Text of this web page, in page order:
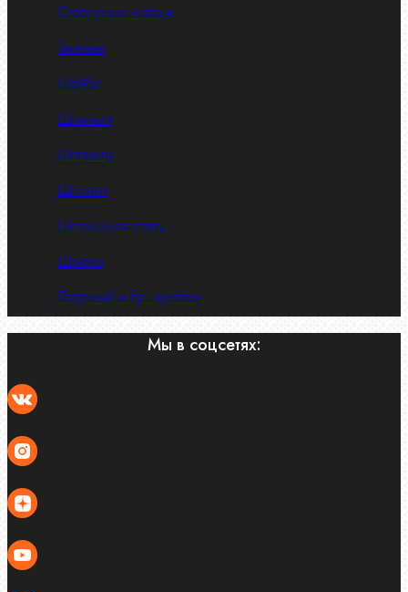
Стопорные кольца
Такелаж
Шайбы
Шпильки
Шплинты
Шпонки
Шпоночная сталь
Штифты
Латунный и бр. крепеж
Мы в соцсетях: